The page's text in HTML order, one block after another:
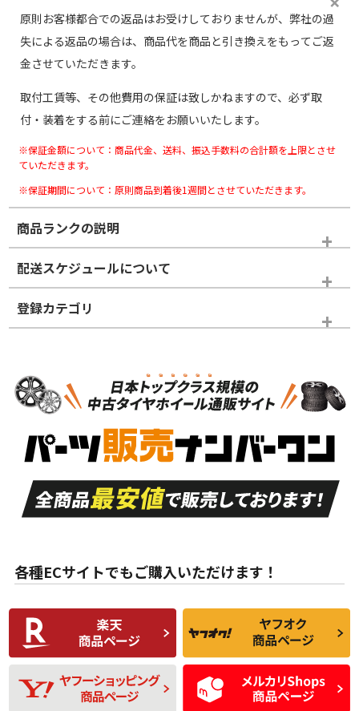
原則お客様都合での返品はお受けしておりませんが、弊社の過
失による返品の場合は、商品代を商品と引き換えをもってご返
金させていただきます。
取付工賃等、その他費用の保証は致しかねますので、必ず取
付・装着をする前にご連絡をお願いいたします。
※保証金額について：商品代金、送料、振込手数料の合計額を上限とさせ
ていただきます。
※保証期間について：原則商品到着後1週間とさせていただきます。
商品ランクの説明
※商品ランクは出品者の主観により判断しておりますので、あら
かじめご了承ください。
ホイールランク
S
品）
S
新車外し品（新古
付き
A
走行距離も少なく、
目立つ傷もほとんど
ない中古品
A
走行距離も少なく、
非常に状態の良い中
古品
な中古品
んどない中古品
C
使用感や傷があり、
比較的きれいな中古
品
C
偏磨耗・劣化は感じ
られるが、使用に問
題のない中古品
D
使用感や目立つ傷が
あり、一般的な中古
品
D
残り溝も少なく、偏
磨耗がみられ、短期
間使用できるくらい
の中古品
配送スケジュールについて
登録カテゴリ
ホイールのみ
各種ECサイトでもご購入いただけます！